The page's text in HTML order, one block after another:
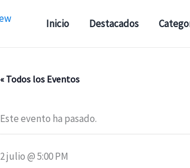
Inicio Destacados
« Todos los Eventos
Este evento ha pasado.
2 julio @ 5:00 PM